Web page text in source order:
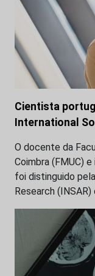
Cientista
International
O docente da
Coimbra (FMUC)
foi distinguido
Research